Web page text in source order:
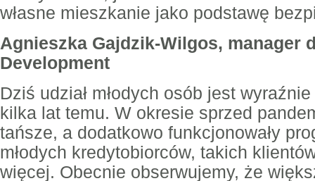
własne mieszkanie jako podstawę
Agnieszka Gajdzik-Wilgos, manager
Development
Dziś udział młodych osób jest
kilka lat temu. W okresie sprzed
tańsze, a dodatkowo funkcjonowały
młodych kredytobiorców, takich
więcej. Obecnie obserwujemy, że